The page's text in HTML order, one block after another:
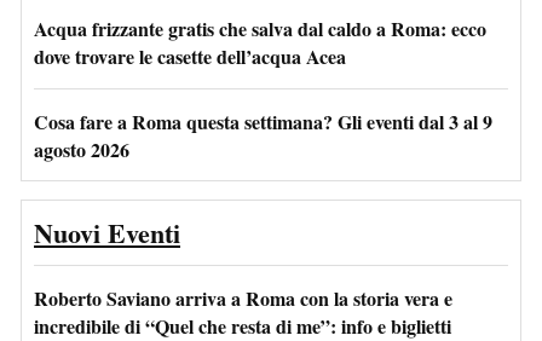
Acqua frizzante gratis che salva dal caldo a Roma: ecco
dove trovare le casette dell’acqua Acea
Cosa fare a Roma questa settimana? Gli eventi dal 3 al 9
agosto 2026
Nuovi Eventi
Roberto Saviano arriva a Roma con la storia vera e
incredibile di “Quel che resta di me”: info e biglietti